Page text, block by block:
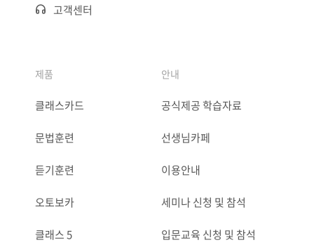
고객센터
제품
클래스카드
문법훈련
듣기훈련
오토보카
클래스 5
안내
공식제공 학습자료
선생님카페
이용안내
세미나 신청 및 참석
입문교육 신청 및 참석